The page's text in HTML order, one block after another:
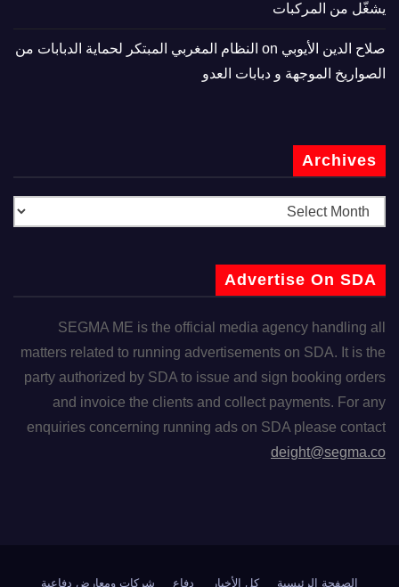
يشغّل من المركبات
صلاح الدين الأيوبي
النظام المغربي المبتكر لحماية الدبابات من
الصواريخ الموجهة و دبابات العدو
Archives
Advertise On SDA
SEGMA ME is the official media agency handling all
matters related to running advertisements on SDA. It is the
party authorized by SDA to issue and sign booking orders
and invoice the clients and collect payments. For any
enquiries concerning running ads on SDA please contact
deight@segma.co
الصفحة الرئيسية كل الأخبار دفاع شركات ومعارض دفاعية